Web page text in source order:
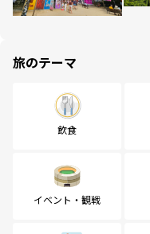
旅のテーマ
飲食
イベント・観戦